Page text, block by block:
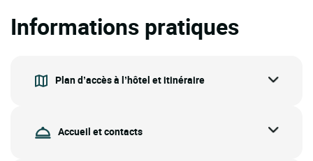
Informations pratiques
Plan d’accès à l’hôtel et itinéraire
Accueil et contacts